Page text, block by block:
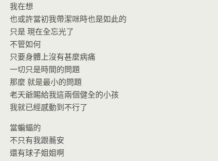
我在想
也或許當初我帶潔咪時也是如此的
只是 現在全忘光了
不管如何
只要身體上沒有甚麼病痛
一切只是時間的問題
那麼 就是最小的問題
老天爺賜給我這兩個健全的小孩
我就已經感動到不行了
當蝙蝠的
不只有我跟蕎安
還有球子姐姐啊